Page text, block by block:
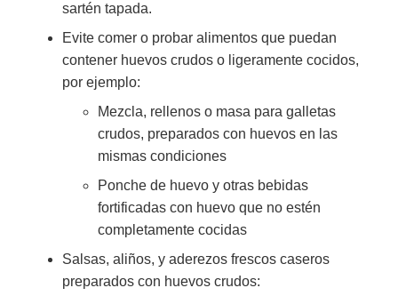
sartén tapada.
Evite comer o probar alimentos que puedan
contener huevos crudos o ligeramente cocidos,
por ejemplo:
Mezcla, rellenos o masa para galletas
crudos, preparados con huevos en las
mismas condiciones
Ponche de huevo y otras bebidas
fortificadas con huevo que no estén
completamente cocidas
Salsas, aliños, y aderezos frescos caseros
preparados con huevos crudos: